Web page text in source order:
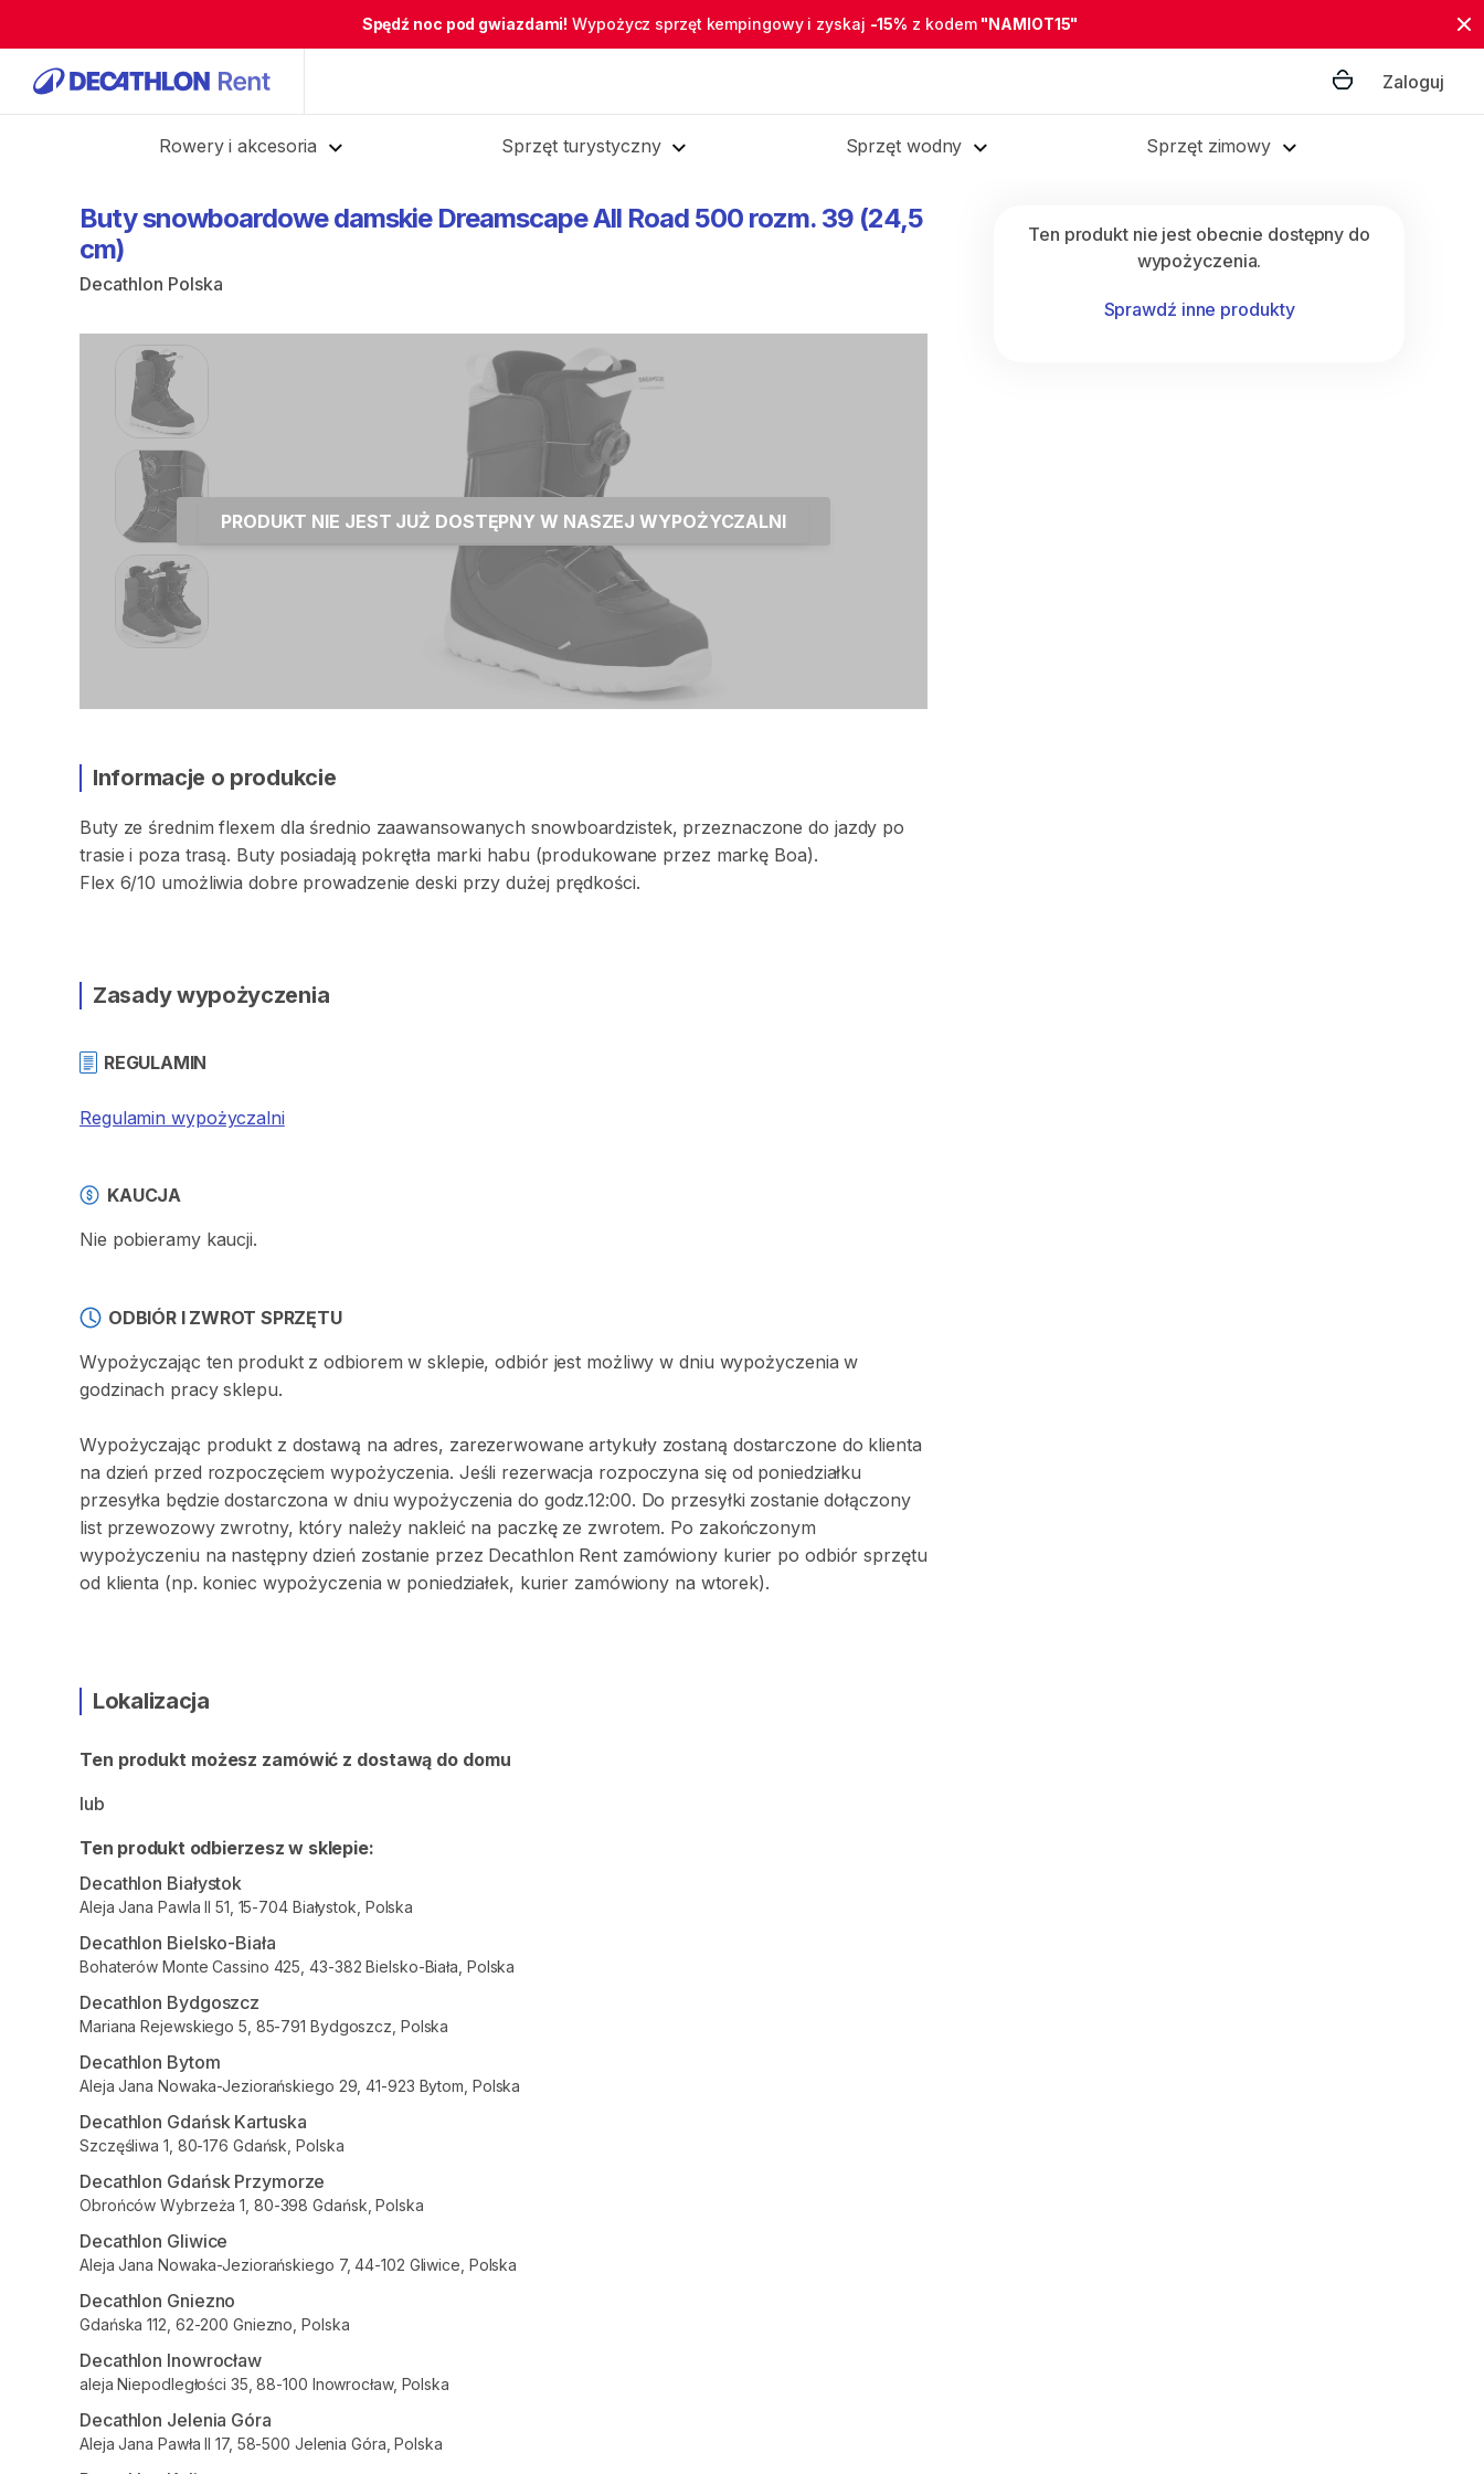
Spędź noc pod gwiazdami! Wypożycz sprzęt kempingowy i zyskaj -15% z kodem "NAMIOT15"
Zaloguj
Rowery i akcesoria Sprzęt turystyczny Sprzęt wodny Sprzęt zimowy
Butysnowboardowe damskie DreamscapeAll Road 500 rozm. 39 (24​,​5
cm)
Decathlon Polska
PRODUKT NIE JEST JUŻ DOSTĘPNY W NASZEJ WYPOŻYCZALNI
Informacje o produkcie
Buty ze średnim flexem dla średnio zaawansowanych snowboardzistek​,​ przeznaczone do jazdy po
trasie i poza trasą. Buty posiadają pokrętła marki habu (produkowane przez markę Boa).
Flex 6​/​10 umożliwia dobre prowadzenie deski przy dużej prędkości.
Zasady wypożyczenia
REGULAMIN
Regulamin wypożyczalni
KAUCJA
Nie pobieramy kaucji.
ODBIÓR I ZWROT SPRZĘTU
Wypożyczając ten produkt z odbiorem w sklepie, odbiór jest możliwy w dniu wypożyczenia w
godzinach pracy sklepu.
Wypożyczając produkt z dostawą na adres, zarezerwowane artykuły zostaną dostarczone do klienta
na dzień przed rozpoczęciem wypożyczenia. Jeśli rezerwacja rozpoczyna się od poniedziałku
przesyłka będzie dostarczona w dniu wypożyczenia do godz.12:00. Do przesyłki zostanie dołączony
list przewozowy zwrotny, który należy nakleić na paczkę ze zwrotem. Po zakończonym
wypożyczeniu na następny dzień zostanie przez Decathlon Rent zamówiony kurier po odbiór sprzętu
od klienta (np. koniec wypożyczenia w poniedziałek, kurier zamówiony na wtorek).
Lokalizacja
Ten produkt możesz zamówić z dostawą do domu
lub
Ten produkt odbierzesz w sklepie:
Decathlon Białystok
Aleja Jana Pawla II 51, 15-704 Białystok, Polska
Decathlon Bielsko-Biała
Bohaterów Monte Cassino 425, 43-382 Bielsko-Biała, Polska
Decathlon Bydgoszcz
Mariana Rejewskiego 5, 85-791 Bydgoszcz, Polska
Decathlon Bytom
Aleja Jana Nowaka-Jeziorańskiego 29, 41-923 Bytom, Polska
Decathlon Gdańsk Kartuska
Szczęśliwa 1, 80-176 Gdańsk, Polska
Decathlon Gdańsk Przymorze
Obrońców Wybrzeża 1, 80-398 Gdańsk, Polska
Decathlon Gliwice
Aleja Jana Nowaka-Jeziorańskiego 7, 44-102 Gliwice, Polska
Decathlon Gniezno
Gdańska 112, 62-200 Gniezno, Polska
Decathlon Inowrocław
aleja Niepodległości 35, 88-100 Inowrocław, Polska
Decathlon Jelenia Góra
Aleja Jana Pawła II 17, 58-500 Jelenia Góra, Polska
Ten produkt nie jest obecnie dostępny do
wypożyczenia.
Sprawdź inne produkty